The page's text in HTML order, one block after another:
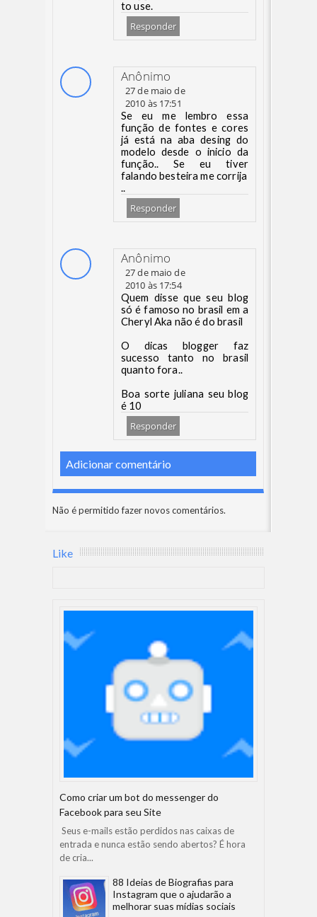
to use.
Responder
Anônimo
27 de maio de
2010 às 17:51
Se eu me lembro essa
função de fontes e cores
já está na aba desing do
modelo desde o inicio da
função.. Se eu tiver
falando besteira me corrija
..
Responder
Anônimo
27 de maio de
2010 às 17:54
Quem disse que seu blog
só é famoso no brasil em a
Cheryl Aka não é do brasil
O dicas blogger faz
sucesso tanto no brasil
quanto fora..
Boa sorte juliana seu blog
é 10
Responder
Adicionar comentário
Não é permitido fazer novos comentários.
Like
Como criar um bot do messenger do
Facebook para seu Site
Seus e-mails estão perdidos nas caixas de
entrada e nunca estão sendo abertos? É hora
de cria...
88 Ideias de Biografias para
Instagram que o ajudarão a
melhorar suas mídias sociais